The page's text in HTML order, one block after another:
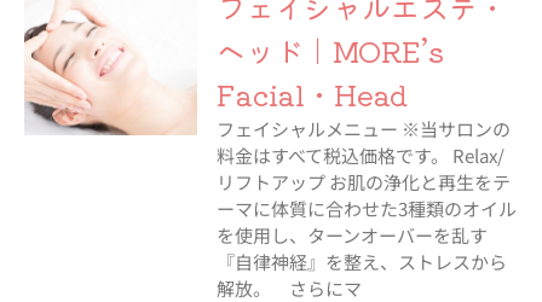
ヘッド｜MORE’s
Facial・Head
フェイシャルメニュー ※当サロンの
料金はすべて税込価格です。 Relax/
リフトアップ お肌の浄化と再生をテ
ーマに体質に合わせた3種類のオイル
を使用し、ターンオーバーを乱す
『自律神経』を整え、ストレスから
解放。 さらにマ